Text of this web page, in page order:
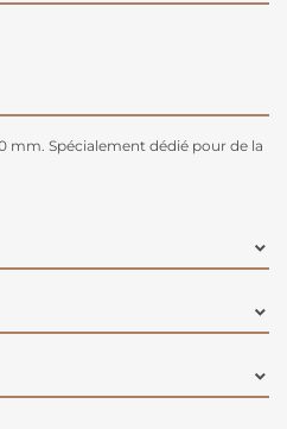
mm. Spécialement dédié pour de la